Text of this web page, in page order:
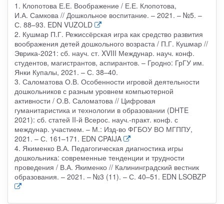
1. Клопотова Е.Е. Воображение / Е.Е. Клопотова,
И.А. Самкова // Дошкольное воспитание. – 2021. – №5. –
С. 88–93. EDN VUZOLD
2. Кушмар П.Г. Режиссёрская игра как средство развития
воображения детей дошкольного возраста / П.Г. Кушмар //
Эврика-2021: сб. науч. ст. XVIII Междунар. науч. конф.
студентов, магистрантов, аспирантов. – Гродно: ГрГУ им.
Янки Купалы, 2021. – С. 38–40.
3. Саломатова О.В. Особенности игровой деятельности
дошкольников с разным уровнем компьютерной
активности / О.В. Саломатова // Цифровая
гуманитаристика и технологии в образовании (DHTE
2021): сб. статей II-й Всерос. науч.-практ. конф. с
междунар. участием. – М.: Изд-во ФГБОУ ВО МГППУ,
2021. – С. 161–171. EDN CPAIJA
4. Якименко В.А. Педагогическая диагностика игры
дошкольника: современные тенденции и трудности
проведения / В.А. Якименко // Калининградский вестник
образования. – 2021. – №3 (11). – С. 40–51. EDN LSOBZP